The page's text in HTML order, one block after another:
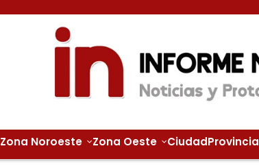
Zona Noroeste Zona Oeste CiudadProvincia